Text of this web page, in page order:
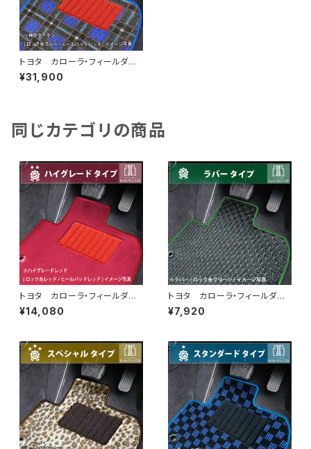
トヨタ カローラ・フィールダー
（ステーションワゴン） H24/
5〜 160系 フロアマット一
¥31,900
同じカテゴリの商品
トヨタ カローラ・フィールダー
（ステーションワゴン） H24/
5〜 160系 フロアマット一
¥14,080
トヨタ カローラ・フィールダー
（ステーションワゴン） H24/
5〜 160系 フロアマット一
¥7,920